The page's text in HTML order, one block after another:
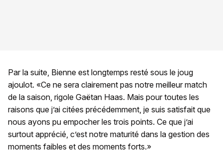
Par la suite, Bienne est longtemps resté sous le joug
ajoulot. «Ce ne sera clairement pas notre meilleur match
de la saison, rigole Gaëtan Haas. Mais pour toutes les
raisons que j’ai citées précédemment, je suis satisfait que
nous ayons pu empocher les trois points. Ce que j’ai
surtout apprécié, c’est notre maturité dans la gestion des
moments faibles et des moments forts.»